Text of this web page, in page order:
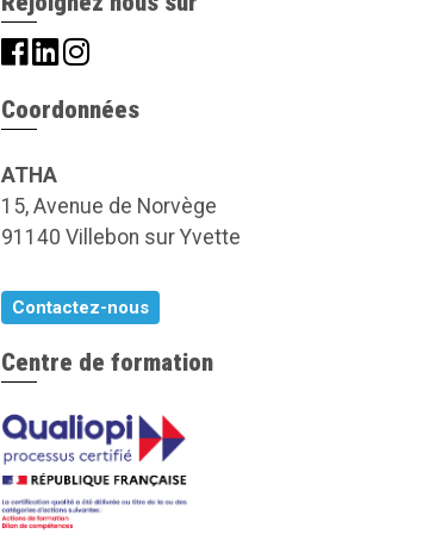
Coordonnées
ATHA
15, Avenue de Norvège
91140 Villebon sur Yvette
Contactez-nous
Centre de formation